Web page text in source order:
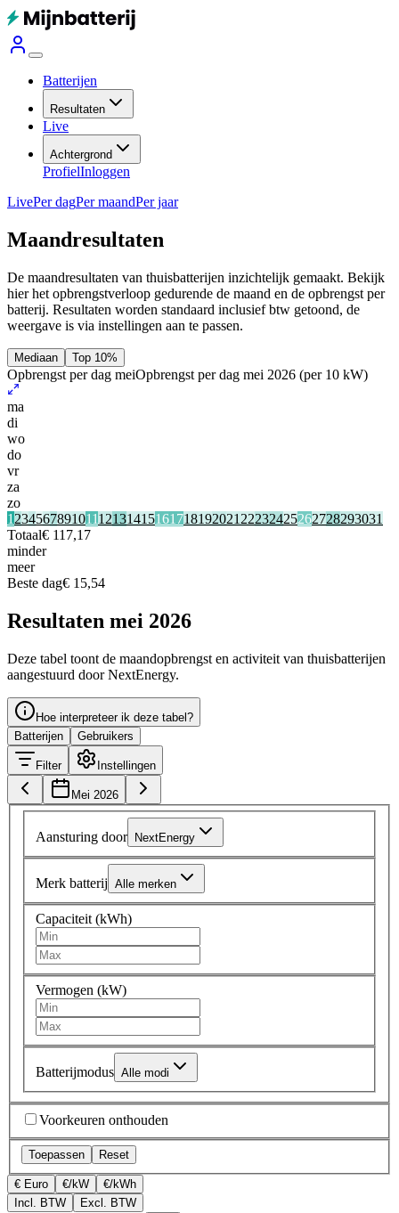
Batterijen
Resultaten
Live
Achtergrond
ProfielInloggen
LivePer dagPer maandPer jaar
Maandresultaten
De maandresultaten van thuisbatterijen inzichtelijk gemaakt. Bekijk
hier het opbrengstverloop gedurende de maand en de opbrengst per
batterij. Resultaten worden standaard inclusief btw getoond, de
weergave is via instellingen aan te passen.
Mediaan Top 10%
Opbrengst per dag meiOpbrengst per dag mei 2026 (per 10 kW)
ma
di
wo
do
vr
za
zo
1 23456789101112131415161718192021 22232425262728293031
Totaal€ 117,17
minder
meer
Beste dag€ 15,54
Resultaten mei 2026
Deze tabel toont de maandopbrengst en activiteit van thuisbatterijen
aangestuurd door NextEnergy.
Hoe interpreteer ik deze tabel?
Batterijen
Gebruikers
Filter Instellingen
Mei 2026
Aansturing door NextEnergy
Merk batterij Alle merken
Capaciteit (kWh)
Vermogen (kW)
Batterijmodus Alle modi
Voorkeuren onthouden
Toepassen Reset
€ Euro €/kW
€/kWh
Incl. BTW
Excl. BTW